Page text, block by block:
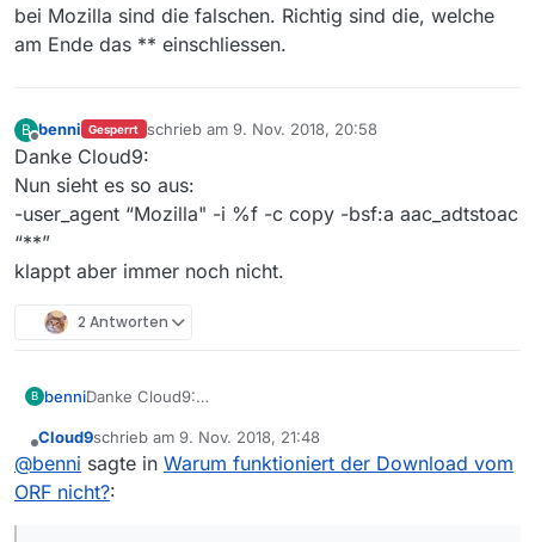
bei Mozilla sind die falschen. Richtig sind die, welche
am Ende das ** einschliessen.
B
Offline
benni Gesperrt schrieb am 9. Nov. 2018, 20:58
zuletzt editiert von
Danke Cloud9:
Nun sieht es so aus:
-user_agent “Mozilla" -i %f -c copy -bsf:a aac_adtstoac
“**”
klappt aber immer noch nicht.
2 Antworten
B benniDanke Cloud9:
-user_agent “Mozilla" -i %f -c copy -bsf:a aac_adtstoac
“**”
klappt aber immer noch nicht.
Offline
Cloud9schrieb am 9. Nov. 2018, 21:48
zuletzt editiert von
@benni sagte in Warum funktioniert der Download vom
ORF nicht?: